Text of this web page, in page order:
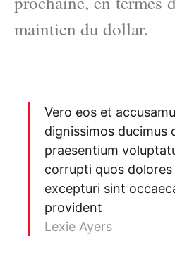
maintien du dollar.
Vero eos et
dignissimos ducimus
praesentium
corrupti quos
excepturi sint
provident
Lexie Ayers